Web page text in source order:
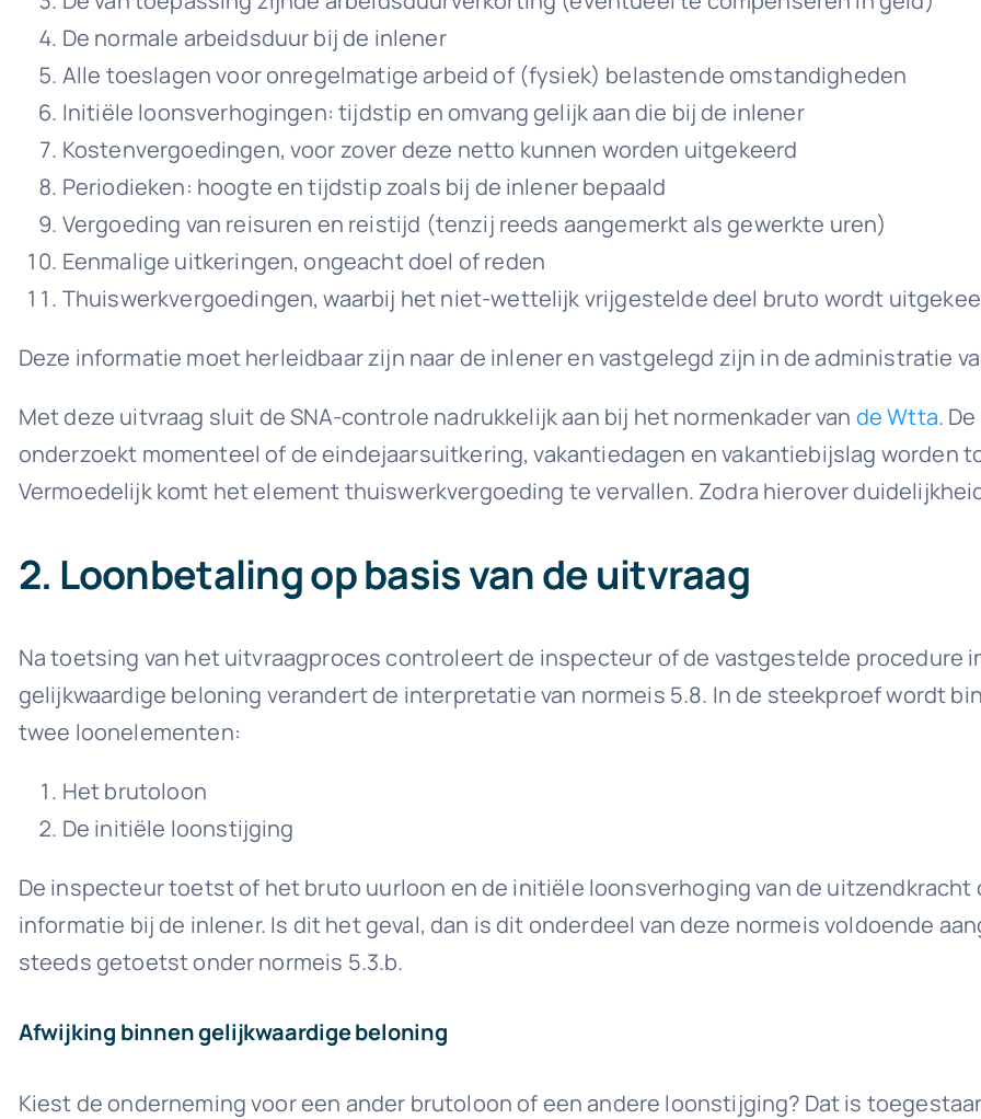
De normale arbeidsduur bij de inlener
Alle toeslagen voor onregelmatige arbeid of (fysiek) belastende omstandigheden
Initiële loonsverhogingen: tijdstip en omvang gelijk aan die bij de inlener
Kostenvergoedingen, voor zover deze netto kunnen worden uitgekeerd
Periodieken: hoogte en tijdstip zoals bij de inlener bepaald
Vergoeding van reisuren en reistijd (tenzij reeds aangemerkt als gewerkte uren)
Eenmalige uitkeringen, ongeacht doel of reden
Thuiswerkvergoedingen, waarbij het niet-wettelijk vrijgestelde deel bruto wordt
Deze informatie moet herleidbaar zijn naar de inlener en vastgelegd zijn in de administratie
Met deze uitvraag sluit de SNA-controle nadrukkelijk aan bij het normenkader van de Wtta.
onderzoekt momenteel of de eindejaarsuitkering, vakantiedagen en vakantiebijslag worden
Vermoedelijk komt het element thuiswerkvergoeding te vervallen. Zodra hierover
2. Loonbetaling op basis van de uitvraag
Na toetsing van het uitvraagproces controleert de inspecteur of de vastgestelde procedure
gelijkwaardige beloning verandert de interpretatie van normeis 5.8. In de steekproef wordt
twee loonelementen:
Het brutoloon
De initiële loonstijging
De inspecteur toetst of het bruto uurloon en de initiële loonsverhoging van de
informatie bij de inlener. Is dit het geval, dan is dit onderdeel van deze normeis voldoende
steeds getoetst onder normeis 5.3.b.
Afwijking binnen gelijkwaardige beloning
Kiest de onderneming voor een ander brutoloon of een andere loonstijging? Dat is